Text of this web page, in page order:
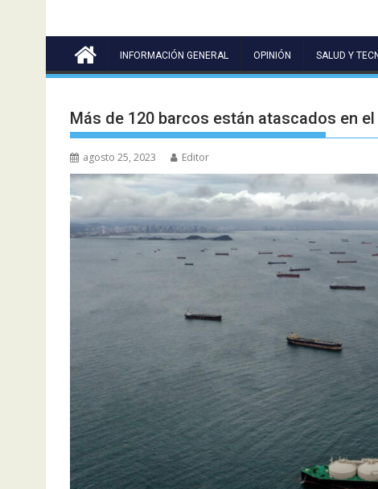
INFORMACIÓN GENERAL OPINIÓN SALUD Y
Más de 120 barcos están atascados en
agosto 25, 2023 Editor